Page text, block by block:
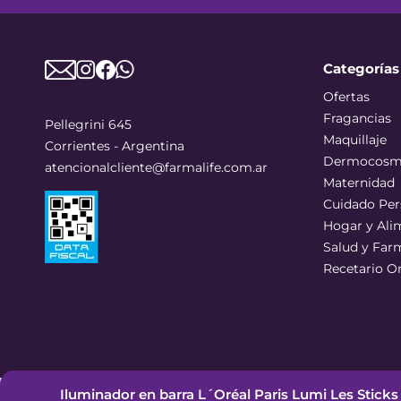
Iluminador en barra L´Oréal Paris Lumi Les
Pellegrini 645
Corrientes - Argentina
atencionalcliente@farmalife.com.ar
Categorías
Ofertas
Fragancias
Maquillaje
Maternidad
Cuidado
Hogar y
Salud y
Recetario